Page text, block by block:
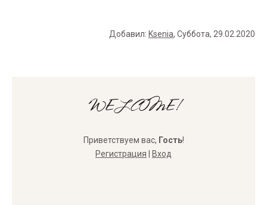
Добавил: Ksenia, Суббота, 29.02.2020
WELCOME!
Приветствуем вас, Гость!
Регистрация
Вход